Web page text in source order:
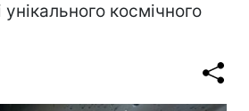
унікального космічного